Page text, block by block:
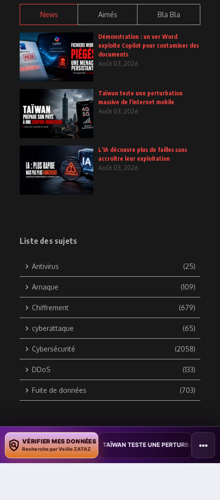
News Aimés Bla Bla
Démonstration : un ver Word
exploite Copilot pour contaminer des
documents
Août 03, 2026
Taïwan teste une perturbation
massive de l’internet mobile
Août 03, 2026
L’IA découvre plus de failles sans
accroître leur exploitation
Août 03, 2026
Liste des sujets
Antivirus (25)
Arnaque (109)
Chiffrement (679)
cyberattaque (65)
Cybersécurité (2058)
DDoS (133)
Fuite de données (703)
Copyright © 2010 / 2026 DATA SECURITY BREACH - Groupe
ZATAZ Média
VÉRIFIER MES DONNÉES
Recherche par Veille ZATAZ
DES DOCUMENTS • TAÏWAN TESTE UNE PERTURBATION MASSIVE
•••